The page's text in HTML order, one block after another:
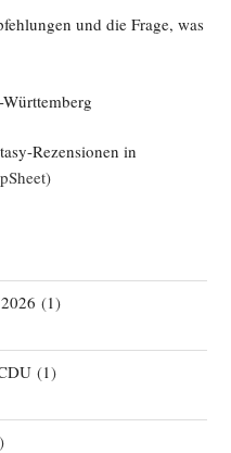
und die Frage, was
Rezensionen in
(1)
(1)
)